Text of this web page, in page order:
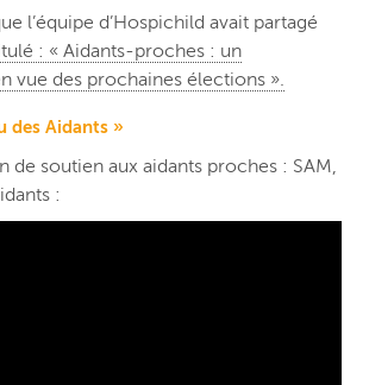
l’équipe d’Hospichild avait partagé
: « Aidants-proches : un
vue des prochaines élections ».
des Aidants »
de soutien aux aidants proches : SAM,
: